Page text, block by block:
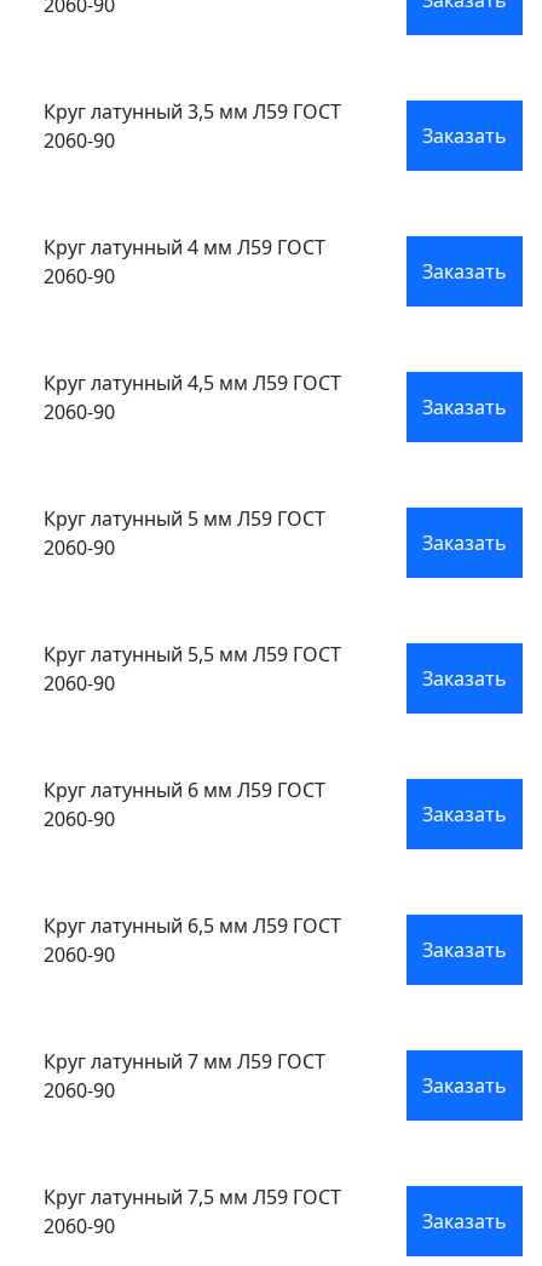
Круг латунный 3,5 мм Л59 ГОСТ
2060-90
Заказать
Круг латунный 4 мм Л59 ГОСТ
2060-90
Заказать
Круг латунный 4,5 мм Л59 ГОСТ
2060-90
Заказать
Круг латунный 5 мм Л59 ГОСТ
2060-90
Заказать
Круг латунный 5,5 мм Л59 ГОСТ
2060-90
Заказать
Круг латунный 6 мм Л59 ГОСТ
2060-90
Заказать
Круг латунный 6,5 мм Л59 ГОСТ
2060-90
Заказать
Круг латунный 7 мм Л59 ГОСТ
2060-90
Заказать
Круг латунный 7,5 мм Л59 ГОСТ
2060-90
Заказать